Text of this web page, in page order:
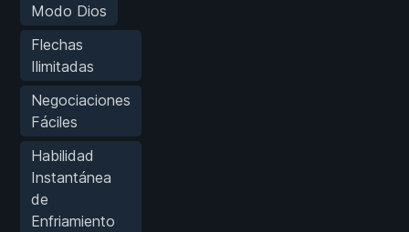
Modo Dios
Flechas
Ilimitadas
Negociaciones
Fáciles
Habilidad
Instantánea
de
Enfriamiento